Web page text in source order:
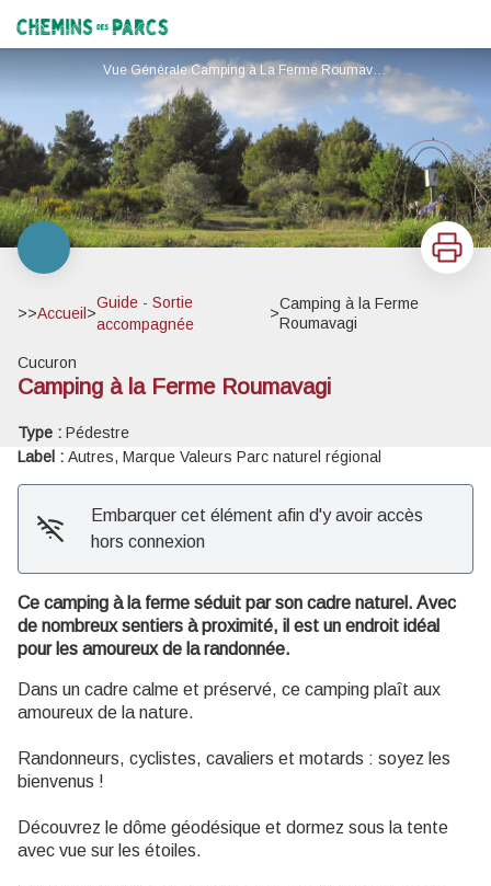
Chemins des Parcs
Vue Générale Camping à La Ferme Roumavagi - Droits gérés Netta Müller
Imprimer
>>Accueil >
Guide - Sortie
accompagnée
>
Camping à la Ferme
Roumavagi
Cucuron
Camping à la Ferme Roumavagi
Type : Pédestre
Label : Autres, Marque Valeurs Parc naturel régional
Embarquer cet élément afin d'y avoir accès
hors connexion
Ce camping à la ferme séduit par son cadre naturel. Avec
de nombreux sentiers à proximité, il est un endroit idéal
pour les amoureux de la randonnée.
Dans un cadre calme et préservé, ce camping plaît aux
amoureux de la nature.
Randonneurs, cyclistes, cavaliers et motards : soyez les
bienvenus !
Découvrez le dôme géodésique et dormez sous la tente
avec vue sur les étoiles.